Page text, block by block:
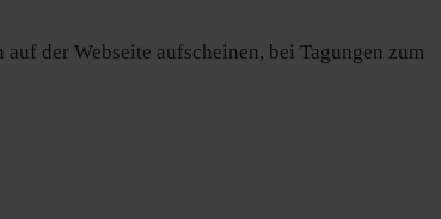
der Webseite aufscheinen, bei Tagungen zum